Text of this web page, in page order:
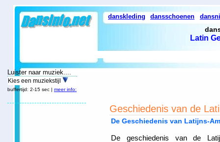
danskleding dansschoenen
Latin
Geschiedenis van de
De Geschiedenis van Latijns-
De geschiedenis van de
Luister naar muziek....
Kies een muziekstijl
buffertijd: 2-15 sec | meer info: